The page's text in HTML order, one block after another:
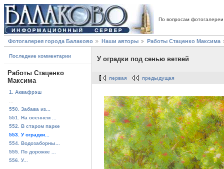
По вопросам
Фотогалерея города Балаково Наши авторы Работы Стаценко Максима
Последние комментарии
Работы Стаценко
Максима
1. Аквафрэш
550. Забава из...
551. На осеннем ...
552. В старом парке
553. У оградки...
554. Водозаборны...
555. По дорожке ...
556. У...
У оградки под сенью ветвей
первая предыдущая